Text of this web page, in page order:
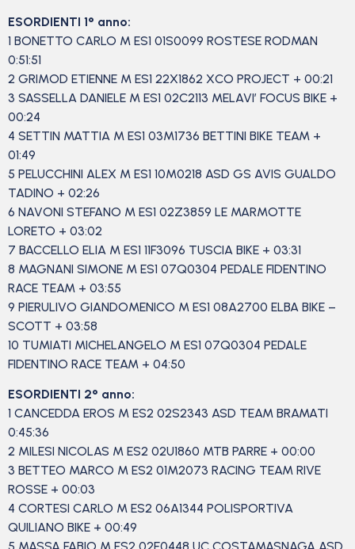
ESORDIENTI 1° anno:
1 BONETTO CARLO M ES1 01S0099 ROSTESE RODMAN
0:51:51
2 GRIMOD ETIENNE M ES1 22X1862 XCO PROJECT + 00:21
3 SASSELLA DANIELE M ES1 02C2113 MELAVI’ FOCUS BIKE +
00:24
4 SETTIN MATTIA M ES1 03M1736 BETTINI BIKE TEAM +
01:49
5 PELUCCHINI ALEX M ES1 10M0218 ASD GS AVIS GUALDO
TADINO + 02:26
6 NAVONI STEFANO M ES1 02Z3859 LE MARMOTTE
LORETO + 03:02
7 BACCELLO ELIA M ES1 11F3096 TUSCIA BIKE + 03:31
8 MAGNANI SIMONE M ES1 07Q0304 PEDALE FIDENTINO
RACE TEAM + 03:55
9 PIERULIVO GIANDOMENICO M ES1 08A2700 ELBA BIKE –
SCOTT + 03:58
10 TUMIATI MICHELANGELO M ES1 07Q0304 PEDALE
FIDENTINO RACE TEAM + 04:50
ESORDIENTI 2° anno:
1 CANCEDDA EROS M ES2 02S2343 ASD TEAM BRAMATI
0:45:36
2 MILESI NICOLAS M ES2 02U1860 MTB PARRE + 00:00
3 BETTEO MARCO M ES2 01M2073 RACING TEAM RIVE
ROSSE + 00:03
4 CORTESI CARLO M ES2 06A1344 POLISPORTIVA
QUILIANO BIKE + 00:49